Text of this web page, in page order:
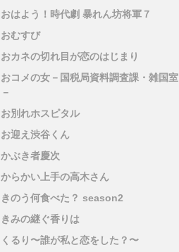
おはよう！時代劇 暴れん坊将軍７
おむすび
おカネの切れ目が恋のはじまり
おコメの女－国税局資料調査課・雑国室
－
お別れホスピタル
お迎え渋谷くん
かぶき者慶次
からかい上手の高木さん
きのう何食べた？ season2
きみの継ぐ香りは
くるり〜誰が私と恋をした？〜